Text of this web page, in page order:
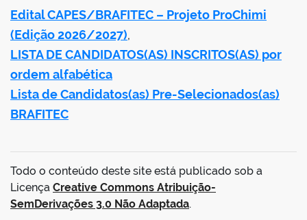
Edital CAPES/BRAFITEC – Projeto ProChimi
(Edição 2026/2027),
LISTA DE CANDIDATOS(AS) INSCRITOS(AS) por
ordem alfabética
Lista de Candidatos(as) Pre-Selecionados(as)
BRAFITEC
Todo o conteúdo deste site está publicado sob a
Licença Creative Commons Atribuição-
SemDerivações 3.0 Não Adaptada.